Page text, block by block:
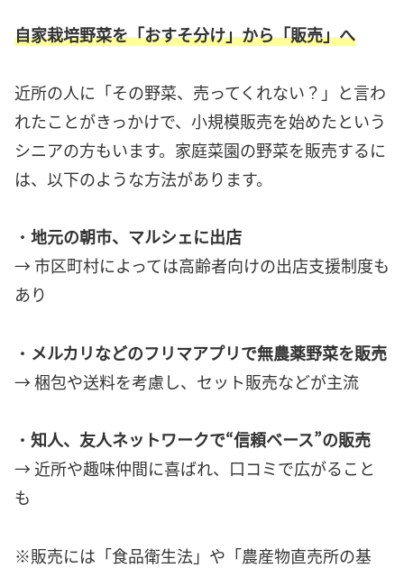
自家栽培野菜を「おすそ分け」から「販売」へ
近所の人に「その野菜、売ってくれない？」と言わ
れたことがきっかけで、小規模販売を始めたという
シニアの方もいます。家庭菜園の野菜を販売するに
は、以下のような方法があります。
・ 地元の朝市、マルシェに出店
→ 市区町村によっては高齢者向けの出店支援制度も
あり
・ メルカリなどのフリマアプリで無農薬野菜を販売
→ 梱包や送料を考慮し、セット販売などが主流
・ 知人、友人ネットワークで“信頼ベース”の販売
→ 近所や趣味仲間に喜ばれ、口コミで広がること
も
※販売には「食品衛生法」や「農産物直売所の基